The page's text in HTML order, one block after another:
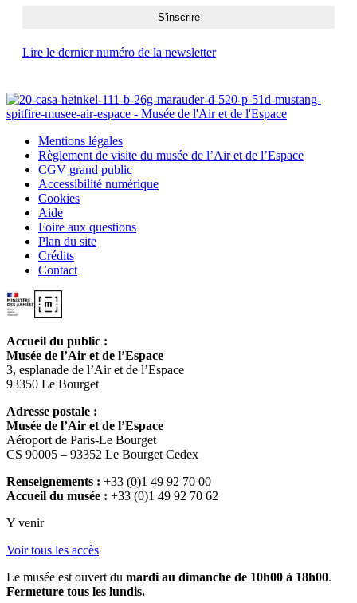
Lire le dernier numéro de la newsletter
Mentions légales
Règlement de visite du musée de l’Air et de l’Espace
CGV grand public
Accessibilité numérique
Cookies
Aide
Foire aux questions
Plan du site
Crédits
Contact
Accueil du public :
Musée de l’Air et de l’Espace
3, esplanade de l’Air et de l’Espace
93350 Le Bourget
Adresse postale :
Musée de l’Air et de l’Espace
Aéroport de Paris-Le Bourget
CS 90005 – 93352 Le Bourget Cedex
Renseignements : +33 (0)1 49 92 70 00
Accueil du musée : +33 (0)1 49 92 70 62
Y venir
Voir tous les accès
Le musée est ouvert du mardi au dimanche de 10h00 à 18h00.
Fermeture tous les lundis.